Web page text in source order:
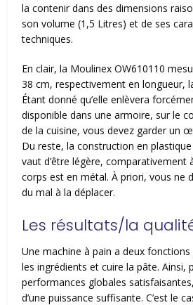
la contenir dans des dimensions
son volume (1,5 Litres) et de ses
techniques.
En clair, la Moulinex OW610110
38 cm, respectivement en longueur,
Étant donné qu’elle enlèvera
disponible dans une armoire, sur le
de la cuisine, vous devez garder un
Du reste, la construction en
vaut d’être légère, comparativement
corps est en métal. À priori, vous ne
du mal à la déplacer.
Les résultats/la
Une machine à pain a deux
les ingrédients et cuire la pâte. Ainsi,
performances globales
d’une puissance suffisante. C’est le